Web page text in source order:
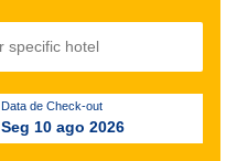
Data de Check-out
Seg 10 ago 2026